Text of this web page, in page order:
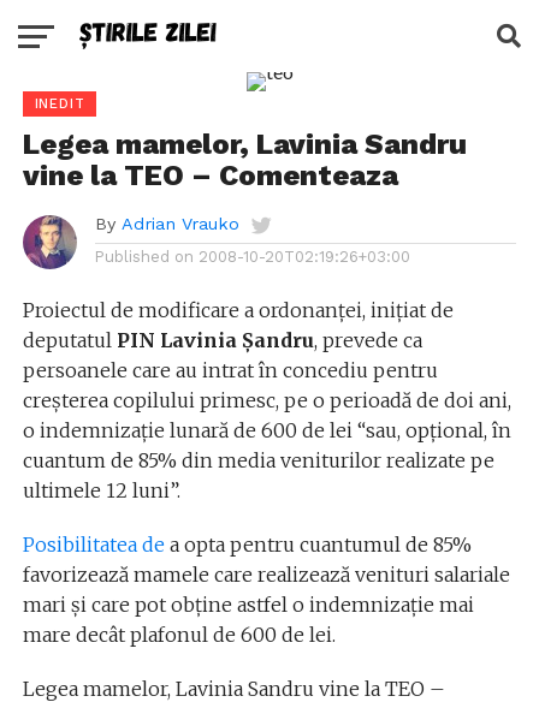
INEDIT
Legea mamelor, Lavinia Sandru
vine la TEO – Comenteaza
By Adrian Vrauko
Published on 2008-10-20T02:19:26+03:00
Proiectul de modificare a ordonanţei, iniţiat de
deputatul PIN Lavinia Şandru, prevede ca
persoanele care au intrat în concediu pentru
creşterea copilului primesc, pe o perioadă de doi ani,
o indemnizaţie lunară de 600 de lei “sau, opţional, în
cuantum de 85% din media veniturilor realizate pe
ultimele 12 luni”.
Posibilitatea de a opta pentru cuantumul de 85%
favorizează mamele care realizează venituri salariale
mari şi care pot obţine astfel o indemnizaţie mai
mare decât plafonul de 600 de lei.
Legea mamelor, Lavinia Sandru vine la TEO –